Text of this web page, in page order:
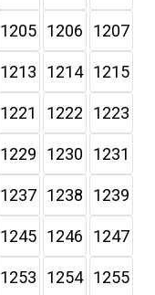
1205 1206 1207
1213 1214 1215
1221 1222 1223
1229 1230 1231
1237 1238 1239
1245 1246 1247
1253 1254 1255